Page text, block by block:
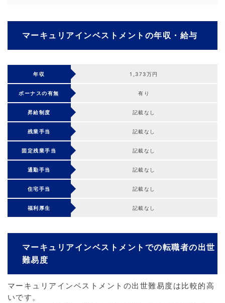
マーキュリアインベストメントの年収・給与
年収 1,373万円
ボーナスの有無 有り
昇給制度 記載なし
残業手当 記載なし
固定残業手当 記載なし
通勤手当 記載なし
住宅手当 記載なし
福利厚生 記載なし
マーキュリアインベストメントでの転職者の出世
難易度
マーキュリアインベストメントの出世難易度は比較的高
いです。